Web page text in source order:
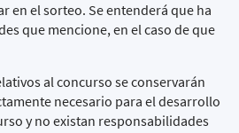
en el sorteo. Se entenderá que ha
que mencione, en el caso de que
al concurso se conservarán
necesario para el desarrollo
y no existan responsabilidades